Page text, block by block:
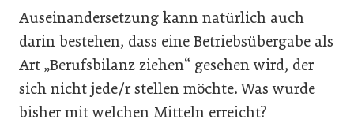
Auseinandersetzung kann natürlich auch
darin bestehen, dass eine Betriebsübergabe als
Art „Berufsbilanz ziehen“ gesehen wird, der
sich nicht jede/r stellen möchte. Was wurde
bisher mit welchen Mitteln erreicht?